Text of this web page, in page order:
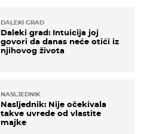
DALEKI GRAD
Daleki grad: Intuicija joj
govori da danas neće otići iz
njihovog života
NASLJEDNIK
Nasljednik: Nije očekivala
takve uvrede od vlastite
majke